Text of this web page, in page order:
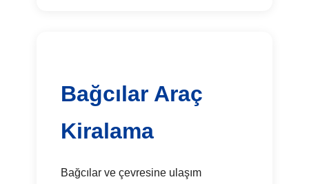
Bağcılar Araç
Kiralama
Bağcılar ve çevresine ulaşım